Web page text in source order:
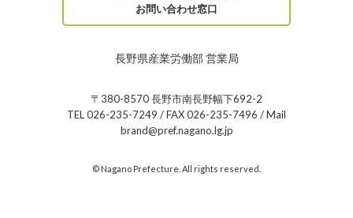
お問い合わせ窓口
長野県産業労働部 営業局
〒380-8570 長野市南長野幅下692-2
TEL 026-235-7249 / FAX 026-235-7496 / Mail
brand@pref.nagano.lg.jp
© Nagano Prefecture. All rights reserved.